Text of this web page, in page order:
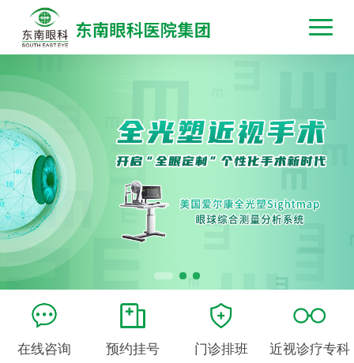
在线咨询 预约挂号 门诊排班 近视诊疗专科